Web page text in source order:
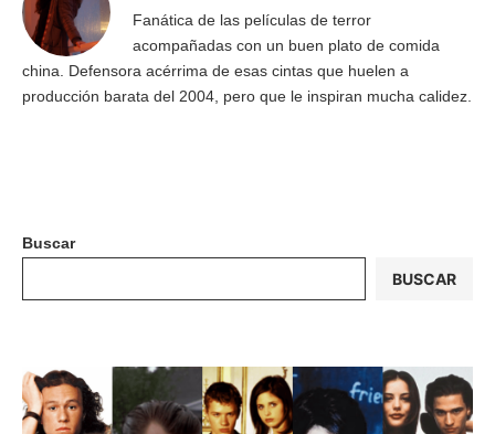
Fanática de las películas de terror
acompañadas con un buen plato de comida
china. Defensora acérrima de esas cintas que huelen a
producción barata del 2004, pero que le inspiran mucha calidez.
Buscar
BUSCAR